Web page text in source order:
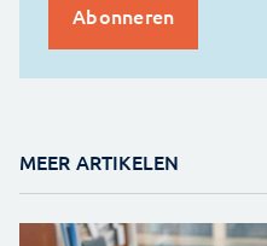
MEER ARTIKELEN